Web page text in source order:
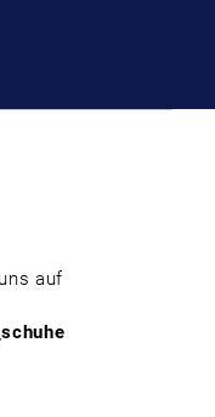
auf